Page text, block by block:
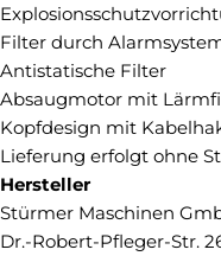
Filter durch
Antistatische Filter
Absaugmotor mit
Kopfdesign mit
Lieferung erfolgt ohne
Hersteller
Stürmer Maschinen
Dr.-Robert-Pfleger-Str.